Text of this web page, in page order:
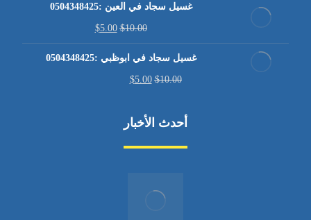
غسيل سجاد في العين :0504348425
$10.00
$5.00
غسيل سجاد في ابوظبي :0504348425
$10.00
$5.00
أحدث الأخبار